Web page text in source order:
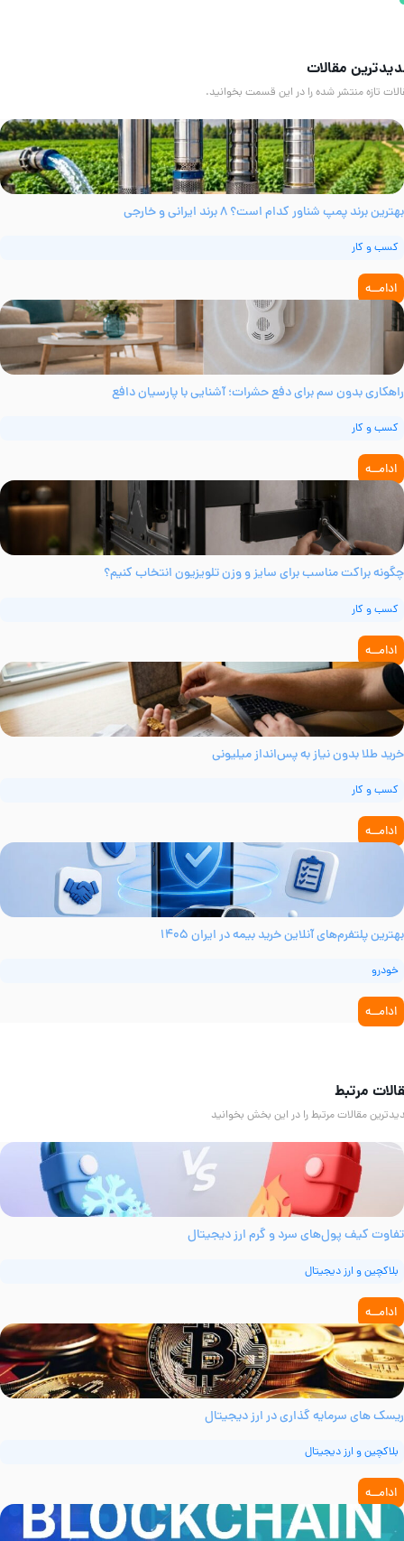
مقالات
تازه منتشر شده را در این قسمت بخوانید.
برند پمپ شناور کدام است؟ ۸ برند ایرانی و خارجی
کسب و کار
ادامــه
بدون سم برای دفع حشرات؛ آشنایی با پارسیان دافع
کسب و کار
ادامــه
براکت مناسب برای سایز و وزن تلویزیون انتخاب کنیم؟
کسب و کار
ادامــه
طلا بدون نیاز به پس‌انداز میلیونی
کسب و کار
ادامــه
پلتفرم‌های آنلاین خرید بیمه در ایران ۱۴۰۵
خودرو
ادامــه
مرتبط
مقالات مرتبط را در این بخش بخوانید
کیف پول‌های سرد و گرم ارز دیجیتال
بلاکچین و ارز دیجیتال
ادامــه
های سرمایه‌ گذاری در ارز دیجیتال
بلاکچین و ارز دیجیتال
ادامــه